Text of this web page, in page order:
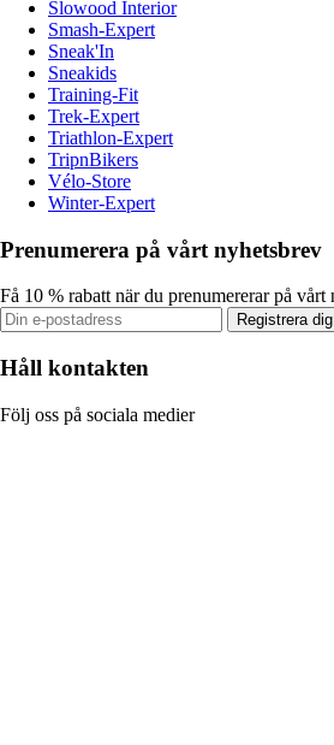
Slowood Interior
Smash-Expert
Sneak'In
Sneakids
Training-Fit
Trek-Expert
Triathlon-Expert
TripnBikers
Vélo-Store
Winter-Expert
Prenumerera på vårt nyhetsbrev
Få 10 % rabatt när du prenumererar på vårt
Registrera dig
Håll kontakten
Följ oss på sociala medier